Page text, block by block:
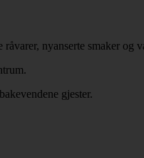
nyanserte smaker og
gjester.